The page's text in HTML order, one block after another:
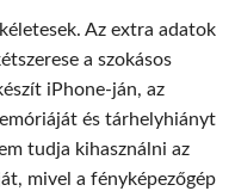
Az extra adatok
a szokásos
iPhone-ján, az
és tárhelyhiányt
tudja kihasználni az
mivel a fényképezőgép